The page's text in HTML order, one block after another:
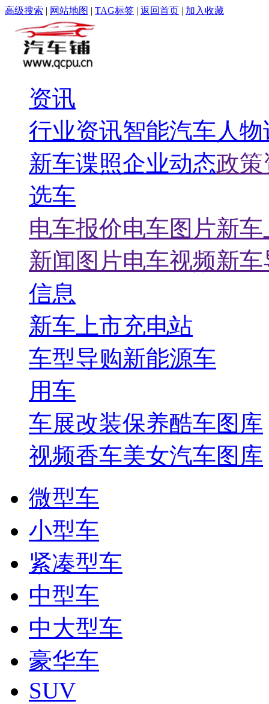
高级搜索 | 网站地图 | TAG标签 | 返回首页 | 加入收藏
资讯
行业资讯智能汽车人
新车谍照企业动态政
选车
电车报价电车图片新
新闻图片电车视频新
信息
新车上市充电站
车型导购新能源车
用车
车展改装保养酷车图库
视频香车美女汽车图库
微型车
小型车
紧凑型车
中型车
中大型车
豪华车
SUV